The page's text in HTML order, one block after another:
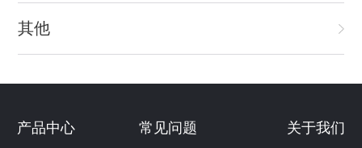
其他
产品中心 常见问题 关于我们